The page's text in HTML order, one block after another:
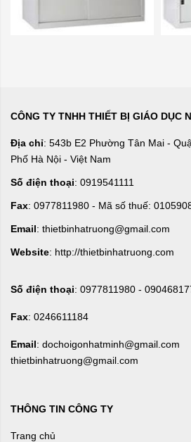
CÔNG TY TNHH THIẾT BỊ GIÁO DỤC
Địa chỉ: 543b E2 Phường Tân Mai -
Phố Hà Nội - Việt Nam
Số điện thoại: 0919541111
Fax: 0977811980 - Mã số thuế:
Email: thietbinhatruong@gmail.com
Website: http://thietbinhatruong.com
Số điện thoại: 0977811980 -
Fax: 0246611184
Email: dochoigonhatminh@gmail.com
thietbinhatruong@gmail.com
THÔNG TIN CÔNG TY
Trang chủ